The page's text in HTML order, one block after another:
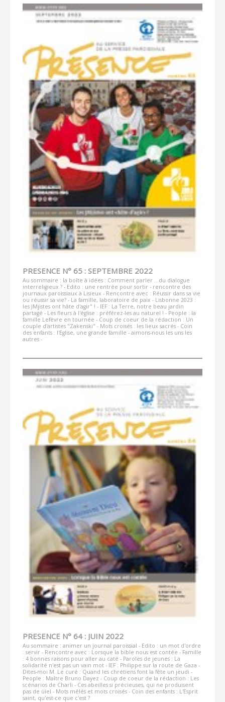
PRESENCE N° 65 : SEPTEMBRE 2022
Au sommaire : la boîte à idées : Comment parler ...du dialogue
interreligieux ? - Edito : une rentrée pour sortir - rencontre des
journaux paroissiaux à Lisieux - Rencontre avec : Réussir dans sa vie
ou réussir sa vie? - La famille, laboratoire de paix - Lisbonne 2023 :
les JMjistes ont hâte d'agir" ! - IEF : La Terre, notre beau jardin
partagé - Les fleurs à l'église : préférez-les au naturel ! - People : la
famille Lefèvre en tournée - Coup de coeur de la rédaction : Un
couple d'artistes "Zakenski" - Mots croisés : les lieux sacrés - Coin
des enfants : l'Eglise, une grande famille - aimons-nous les uns les
autres -
PRESENCE N° 64 : JUIN 2022
Au sommaire : animer un journal paroissial - Edito : un mot d'ordre
: servir - Rencontre avec : Lorsque la bible nous est contée - Famille
: 4 bonnes raisons pour aller au caté - Paroles de jeunes : La
solidarité n'est pas un vain mot - IEF : Philippe sur la route de Gaza -
Dites-moi M. Le curé : Quand les chrétiens font la fête un jeudi -
People : Maître Bruno Dayez - Coup de coeur de la rédaction : Les
scénarios de Charli - Ces abeilles si précieuses, qui ne produisent
pas de ùiel - Mots mêlés et mots croisés - Coin des enfants : L'Esprit
saint, qu'est-ce que c'est ?